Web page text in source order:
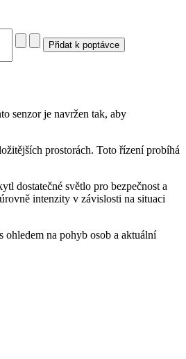
senzor je navržen tak, aby
prostorách. Toto řízení probíhá
dostatečné světlo pro bezpečnost a
intenzity v závislosti na situaci
na pohyb osob a aktuální